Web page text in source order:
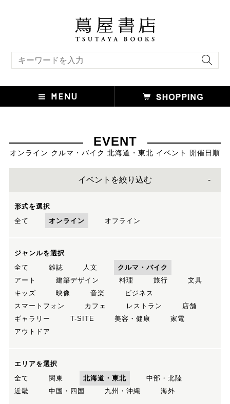
EVENT
オンライン クルマ・バイク 北海道・東北 イベント 開催日順
イベントを絞り込む
形式を選択
全て
オンライン オフライン
ジャンルを選択
全て
雑誌 人文
クルマ・バイク
アート
建築デザイン 料理 旅行
文具
キッズ
映像 音楽
ビジネス
スマートフォン
カフェ レストラン
店舗
ギャラリー
T-SITE 美容・健康
家電
アウトドア
エリアを選択
全て
関東 北海道・東北
中部・北陸
近畿
中国・四国 九州・沖縄 海外